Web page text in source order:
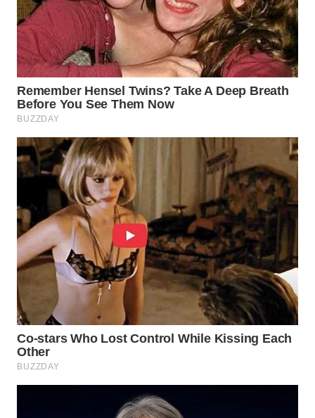
WAHANA
HEALTH
WAHANA
DESA
WISATA
WAHANA
Wahana
KONSUMEN
LISTRIK
MASYARAKAT
KELISTRIKAN
WALINKI
ID
MAWAKA